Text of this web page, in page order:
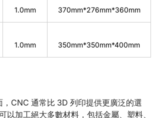
1.0mm 370mm*276mm*360mm
1.0mm 350mm*350mm*400mm
CNC 通常比 3D 列印提供更廣泛的選
以加工絕大多數材料，包括金屬、塑料、